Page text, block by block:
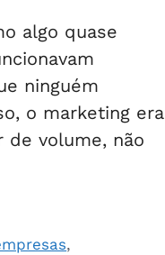
algo quase
ninguém
o marketing era
de volume, não
,